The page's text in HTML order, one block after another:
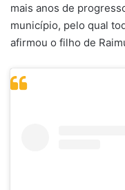
mais anos de
município, pelo qual
afirmou o filho de